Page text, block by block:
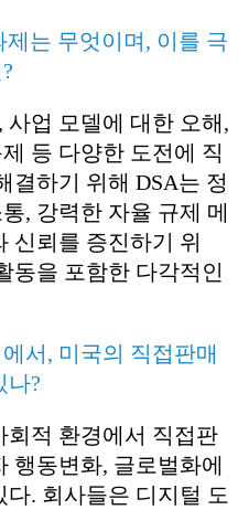
는 무엇이며, 이를 극
업 모델에 대한 오해,
등 다양한 도전에 직
결하기 위해 DSA는 정
, 강력한 자율 규제 메
신뢰를 증진하기 위
동을 포함한 다각적인
서, 미국의 직접판매
나?
회적 환경에서 직접판
행동변화, 글로벌화에
. 회사들은 디지털 도